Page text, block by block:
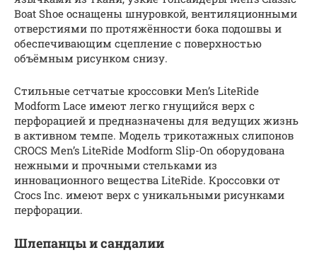
Boat Shoe оснащены шнуровкой, вентиляционными
отверстиями по протяжённости бока подошвы и
обеспечивающим сцепление с поверхностью
объёмным рисунком снизу.
Стильные сетчатые кроссовки Men’s LiteRide
Modform Lace имеют легко гнущийся верх с
перфорацией и предназначены для ведущих жизнь
в активном темпе. Модель трикотажных слипонов
CROCS Men’s LiteRide Modform Slip-On оборудована
нежными и прочными стельками из
инновационного вещества LiteRide. Кроссовки от
Crocs Inc. имеют верх с уникальными рисунками
перфорации.
Шлепанцы и сандалии